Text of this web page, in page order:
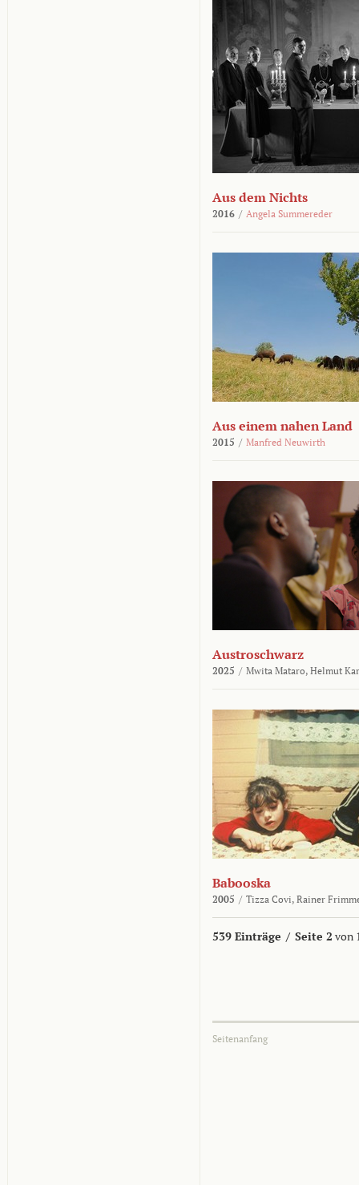
Aus dem Nichts
2016 / Angela Summereder
Aus einem nahen Land
2015 / Manfred Neuwirth
Austroschwarz
2025 / Mwita Mataro, Helmut
Babooska
2005 / Tizza Covi, Rainer
539 Einträge / Seite 2 von
Seitenanfang